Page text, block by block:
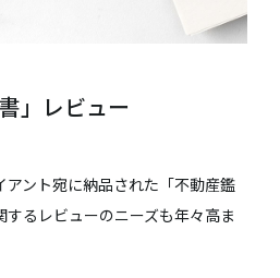
」レビュー
ント宛に納品された「不動産鑑
るレビューのニーズも年々高ま